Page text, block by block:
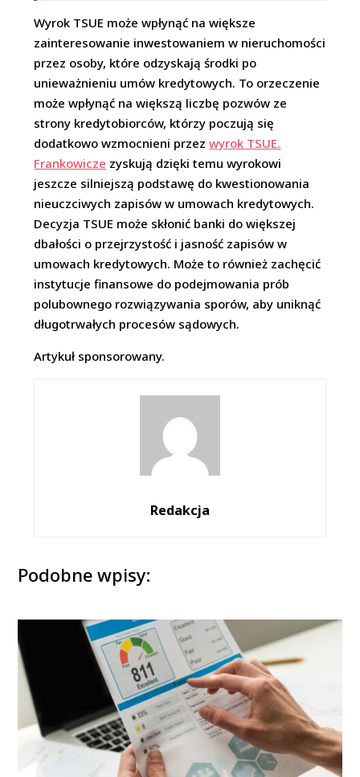
Wyrok TSUE może wpłynąć na większe
zainteresowanie inwestowaniem w nieruchomości
przez osoby, które odzyskają środki po
unieważnieniu umów kredytowych. To orzeczenie
może wpłynąć na większą liczbę pozwów ze
strony kredytobiorców, którzy poczują się
dodatkowo wzmocnieni przezwyrok TSUE.
Frankowicze zyskują dzięki temu wyrokowi
jeszcze silniejszą podstawę do kwestionowania
nieuczciwych zapisów w umowach kredytowych.
Decyzja TSUE może skłonić banki do większej
dbałości o przejrzystość i jasność zapisów w
umowach kredytowych. Może to również zachęcić
instytucje finansowe do podejmowania prób
polubownego rozwiązywania sporów, aby uniknąć
długotrwałych procesów sądowych.
Artykuł sponsorowany.
Redakcja
Podobne wpisy: